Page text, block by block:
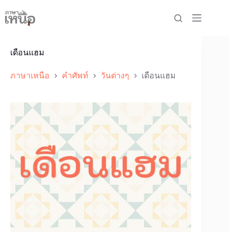
to
content
เดือนแฮม
ภาษาเหนือ คำศัพท์ วันต่างๆ เดือนแฮม